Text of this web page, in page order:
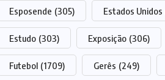
Esposende (305) Estados Unidos
Estudo (303) Exposição (306)
Futebol (1709) Gerês (249)